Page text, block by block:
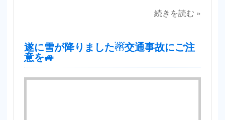
続きを読む »
遂に雪が降りました☃交通事故にご注
意を🚙